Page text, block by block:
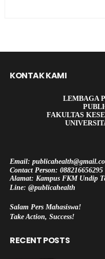
KONTAK KAMI
LEMBAGA
FAKULTAS
Email:
Contact Person: 088216656295
Alamat: Kampus FKM Undip
Line: @publicahealth
Salam Pers Mahasiswa!
Take Action, Success!
RECENT POSTS